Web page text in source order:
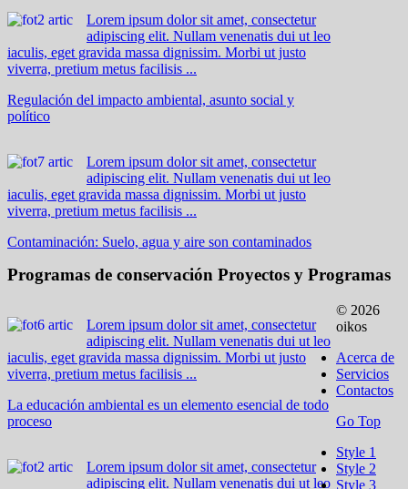
Lorem ipsum dolor sit amet, consectetur
adipiscing elit. Nullam venenatis dui ut leo
iaculis, eget gravida massa dignissim. Morbi ut justo
viverra, pretium metus facilisis ...
Regulación del impacto ambiental, asunto social y
político
Lorem ipsum dolor sit amet, consectetur
adipiscing elit. Nullam venenatis dui ut leo
iaculis, eget gravida massa dignissim. Morbi ut justo
viverra, pretium metus facilisis ...
Contaminación: Suelo, agua y aire son contaminados
Programas de conservación Proyectos y Programas
Lorem ipsum dolor sit amet, consectetur
adipiscing elit. Nullam venenatis dui ut leo
iaculis, eget gravida massa dignissim. Morbi ut justo
viverra, pretium metus facilisis ...
La educación ambiental es un elemento esencial de todo
proceso
Lorem ipsum dolor sit amet, consectetur
adipiscing elit. Nullam venenatis dui ut leo
© 2026
oikos
Acerca de
Servicios
Contactos
Go Top
Style 1
Style 2
Style 3